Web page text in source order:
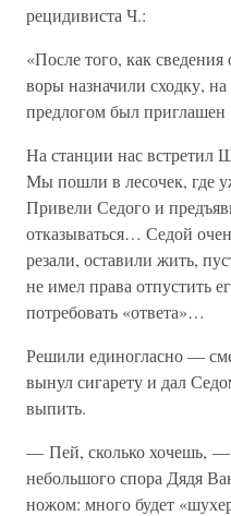
рецидивиста Ч.:
«После того, как
воры назначили сходку,
предлогом был
На станции нас встретил
Мы пошли в лесочек, где
Привели Седого и
отказываться… Седой
резали, оставили жить,
не имел права отпустить
потребовать «ответа»…
Решили единогласно —
вынул сигарету и дал
выпить.
— Пей, сколько хочешь, —
небольшого спора Дядя
ножом: много будет